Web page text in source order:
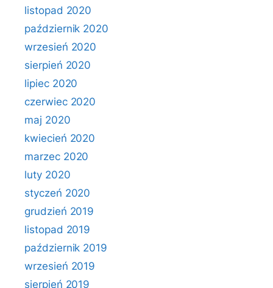
listopad 2020
październik 2020
wrzesień 2020
sierpień 2020
lipiec 2020
czerwiec 2020
maj 2020
kwiecień 2020
marzec 2020
luty 2020
styczeń 2020
grudzień 2019
listopad 2019
październik 2019
wrzesień 2019
sierpień 2019